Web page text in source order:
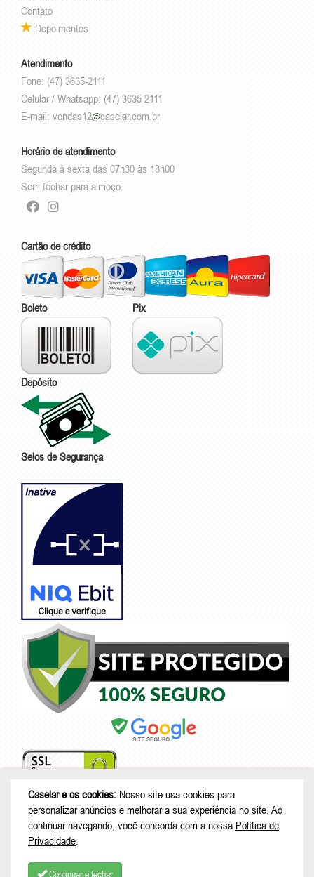
Contato
Depoimentos
Atendimento
Fone: (47) 3635-2111
Celular / Whatsapp: (47) 3635-2111
E-mail: vendas12 caselar.com.br
Horário de atendimento
Segunda à sexta das 07h30 às 18h00
Sem fechar para almoço.
Cartão de crédito
Boleto Pix
Depósito
Selos de Segurança
© Copyright 2026 - Caselar - CNPJ: 05.101.950/0001-26 |Rodovia
Deputado Genésio Tureck, 222 - Boehmerwald - São Bento do Sul - SC
Caselar e os cookies: Nosso site usa cookies para
personalizar anúncios e melhorar a sua experiência no site. Ao
continuar navegando, você concorda com a nossa Política de
Privacidade
Continuar e fechar